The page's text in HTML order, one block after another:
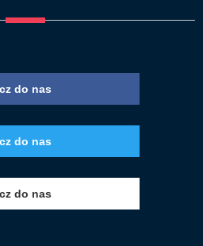
do nas
do nas
do nas